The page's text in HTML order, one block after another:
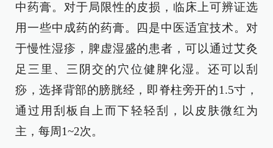
中药膏。对于局限性的皮损，临床上可辨证选
用一些中成药的药膏。四是中医适宜技术。对
于慢性湿疹，脾虚湿盛的患者，可以通过艾灸
足三里、三阴交的穴位健脾化湿。还可以刮
痧，选择背部的膀胱经，即脊柱旁开的1.5寸，
通过用刮板自上而下轻轻刮，以皮肤微红为
主，每周1~2次。